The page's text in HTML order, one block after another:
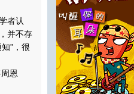
者认
并不存
”，很
恩